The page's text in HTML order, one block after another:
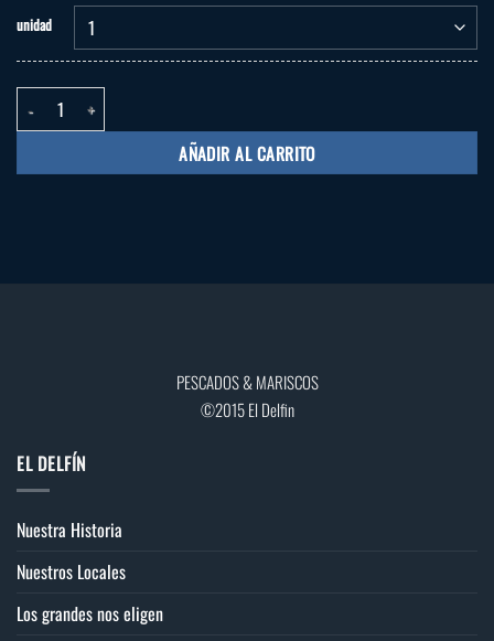
unidad
Tartita Brocoli y mozzarella cantidad
AÑADIR AL CARRITO
PESCADOS & MARISCOS
©2015 El Delfin
EL DELFÍN
Nuestra Historia
Nuestros Locales
Los grandes nos eligen